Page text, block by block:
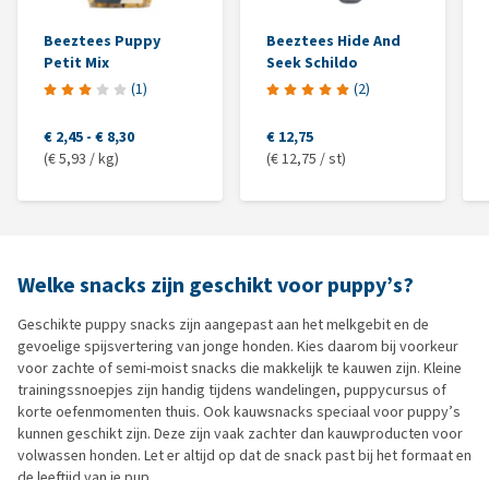
Beeztees Puppy
Petit Mix
(1)
€ 2,45 - € 8,30
(€ 5,93 / kg)
Beeztees Hide And
Seek Schildo
(2)
€ 12,75
(€ 12,75 / st)
Welke snacks zijn geschikt voor puppy’s?
Geschikte puppy snacks zijn aangepast aan het melkgebit en de
gevoelige spijsvertering van jonge honden. Kies daarom bij voorkeur
voor zachte of semi-moist snacks die makkelijk te kauwen zijn. Kleine
trainingssnoepjes zijn handig tijdens wandelingen, puppycursus of
korte oefenmomenten thuis. Ook kauwsnacks speciaal voor puppy’s
kunnen geschikt zijn. Deze zijn vaak zachter dan kauwproducten voor
volwassen honden. Let er altijd op dat de snack past bij het formaat en